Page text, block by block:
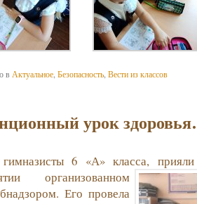
в Актуальное Безопасность Вести из классов
урок
6 «А» класса,
организованном
Его провела